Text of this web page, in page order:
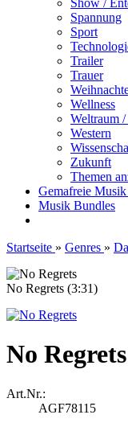
Show /
Spannung
Sport
Trailer
Trauer
Wellness
Weltraum
Western
Zukunft
Themen
Gemafreie
Musik Bundles
Startseite » Genres »
No Regrets (3:31)
No
Art.Nr.:
AGF78115